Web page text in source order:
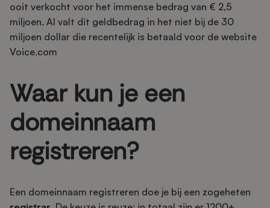
ooit verkocht voor het immense bedrag van € 2,5
miljoen. Al valt dit geldbedrag in het niet bij de 30
miljoen dollar die recentelijk is betaald voor de website
Voice.com
Waar kun je een
domeinnaam
registreren?
Een domeinnaam registreren doe je bij een zogeheten